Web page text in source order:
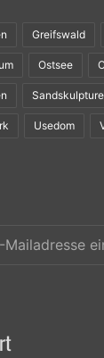
Greifswald
Ostsee
Usedom